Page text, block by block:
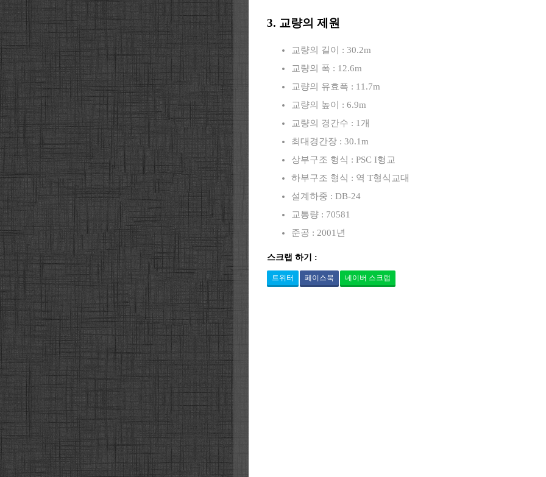
3. 교량의 제원
교량의 길이 : 30.2m
교량의 폭 : 12.6m
교량의 유효폭 : 11.7m
교량의 높이 : 6.9m
교량의 경간수 : 1개
최대경간장 : 30.1m
상부구조 형식 : PSC I형교
하부구조 형식 : 역 T형식교대
설계하중 : DB-24
교통량 : 70581
준공 : 2001년
스크랩 하기 :
트위터 페이스북 네이버 스크랩